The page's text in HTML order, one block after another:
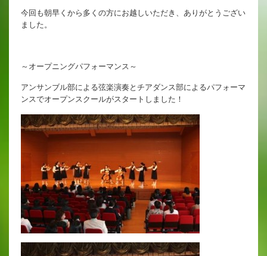
今回も朝早くから多くの方にお越しいただき、ありがとうござい
ました。
～オープニングパフォーマンス～
アンサンブル部による弦楽演奏とチアダンス部によるパフォーマ
ンスでオープンスクールがスタートしました！
施設紹介
学校スポット
制服紹介